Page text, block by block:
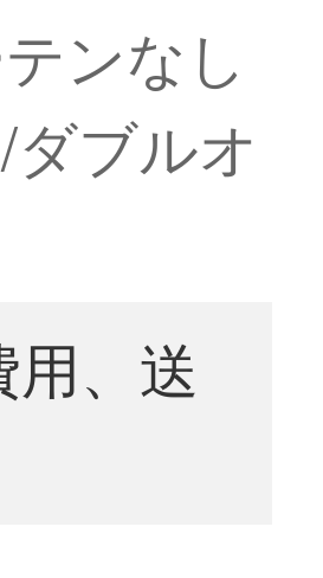
ンなし
ブルオ
、送